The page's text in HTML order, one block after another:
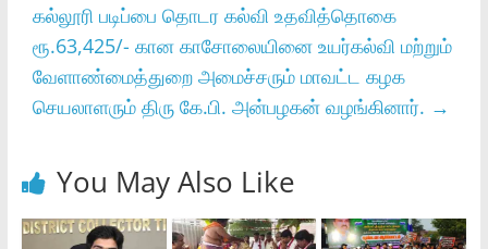
கல்லூரி படிப்பை தொடர கல்வி உதவித்தொகை
ரூ.63,425/- கான காசோலையினை உயர்கல்வி மற்றும்‌
வேளாண்மைத்துறை அமைச்சரும்‌ மாவட்ட கழக
செயலாளரும்‌ திரு கே.பி. அன்பழகன்‌ வழங்கினார்‌. →
You May Also Like